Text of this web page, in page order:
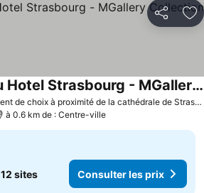
Partager
Emplacement de choix à proximité de la cathédrale de Strasbourg
Cour du Corbeau Hotel Strasbourg - MGallery Collection
à 0.6 km de : Centre-ville
12 sites Consulter les prix